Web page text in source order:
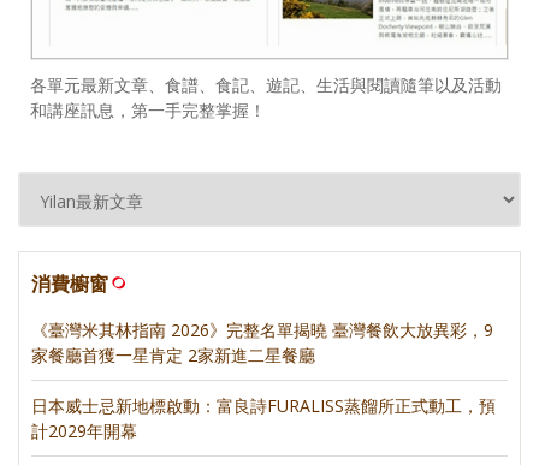
各單元最新文章、食譜、食記、遊記、生活與閱讀隨筆以及活動
和講座訊息，第一手完整掌握！
消費櫥窗
《臺灣米其林指南 2026》完整名單揭曉 臺灣餐飲大放異彩，9
家餐廳首獲一星肯定 2家新進二星餐廳
日本威士忌新地標啟動：富良詩FURALISS蒸餾所正式動工，預
計2029年開幕